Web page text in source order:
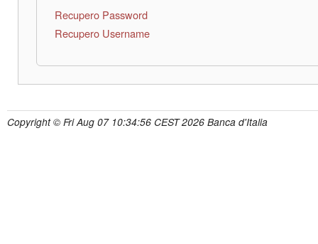
Recupero Password
Recupero Username
Copyright © Fri Aug 07 10:34:56 CEST 2026 Banca d'Italia